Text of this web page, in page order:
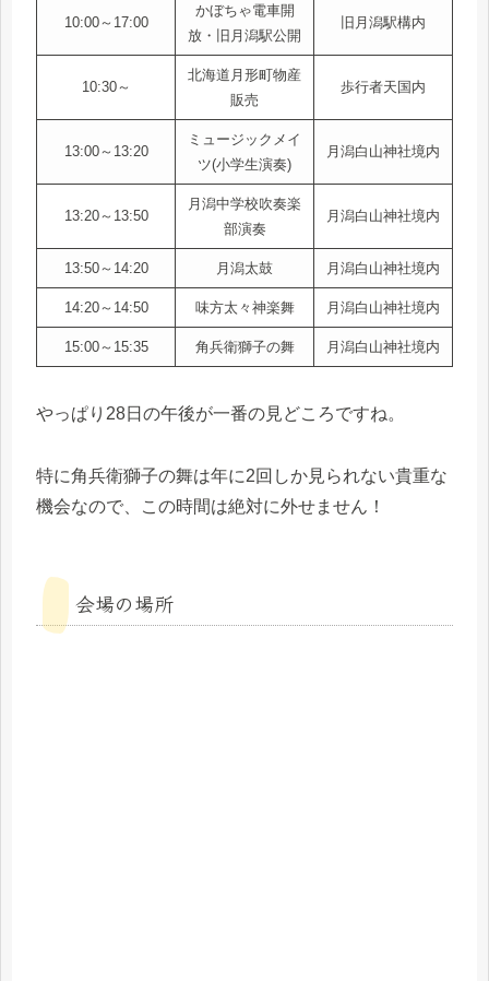
10:00～17:00
かぼちゃ電車開
放・旧月潟駅公開
旧月潟駅構内
10:30～
北海道月形町物産
販売
歩行者天国内
13:00～13:20
ミュージックメイ
ツ(小学生演奏)
月潟白山神社境内
13:20～13:50
月潟中学校吹奏楽
部演奏
月潟白山神社境内
13:50～14:20 月潟太鼓 月潟白山神社境内
14:20～14:50 味方太々神楽舞 月潟白山神社境内
15:00～15:35 角兵衛獅子の舞 月潟白山神社境内
やっぱり28日の午後が一番の見どころですね。
特に角兵衛獅子の舞は年に2回しか見られない貴重な
機会なので、この時間は絶対に外せません！
会場の場所